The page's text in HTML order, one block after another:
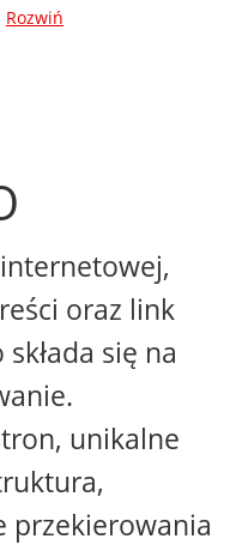
Rozwiń
oraz link
się na
unikalne
przekierowania